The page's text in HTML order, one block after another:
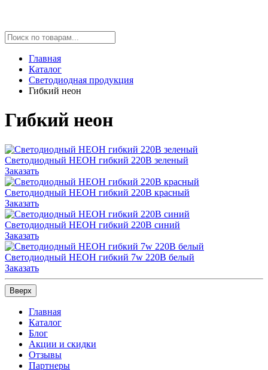
Главная
Каталог
Светодиодная продукция
Гибкий неон
Гибкий неон
Светодиодный НЕОН гибкий 220В зеленый
Заказать
Светодиодный НЕОН гибкий 220В красный
Заказать
Светодиодный НЕОН гибкий 220В синий
Заказать
Светодиодный НЕОН гибкий 7w 220В белый
Заказать
Вверх
Главная
Каталог
Блог
Акции и скидки
Отзывы
Партнеры